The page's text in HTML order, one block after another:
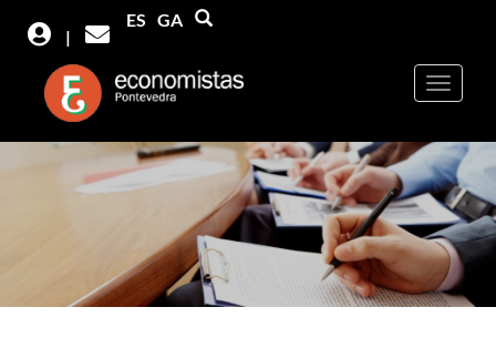
contenido
principal
Buscar
|
ES GA